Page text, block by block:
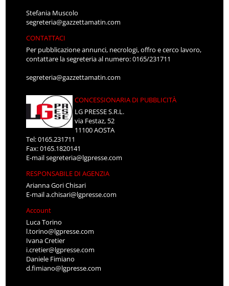
Stefania Muscolo
segreteria@gazzettamatin.com
CONTATTACI
Per pubblicazione annunci, necrologi, offro e cerco lavoro,
contattare la segreteria al numero: 0165/231711
segreteria@gazzettamatin.com
CONCESSIONARIA DI PUBBLICITÀ
LG PRESSE S.R.L.
via Festaz, 52
11100 AOSTA
Tel: 0165.231711
Fax: 0165.1820141
E-mailsegreteria@lgpresse.com
RESPONSABILE DI AGENZIA
Arianna Gori Chisari
E-maila.chisari@lgpresse.com
Account
Luca Torino
l.torino@lgpresse.com
Ivana Cretier
i.cretier@lgpresse.com
Daniele Fimiano
d.fimiano@lgpresse.com